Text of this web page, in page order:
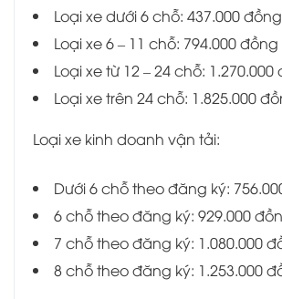
Loại xe dưới 6 chỗ: 437.000 đồng
Loại xe 6 – 11 chỗ: 794.000 đồng
Loại xe từ 12 – 24 chỗ: 1.270.000
Loại xe trên 24 chỗ: 1.825.000
Loại xe kinh doanh vận tải:
Dưới 6 chỗ theo đăng ký:
6 chỗ theo đăng ký: 929.000
7 chỗ theo đăng ký: 1.080.000
8 chỗ theo đăng ký: 1.253.000